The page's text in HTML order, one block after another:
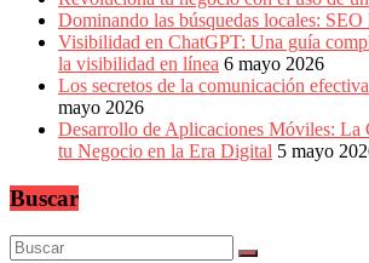
Dominando las búsquedas locales: SEO
Visibilidad en ChatGPT: Una guía
la visibilidad en línea 6 mayo 2026
Los secretos de la comunicación
mayo 2026
Desarrollo de Aplicaciones Móviles: La
tu Negocio en la Era Digital 5 mayo
Buscar